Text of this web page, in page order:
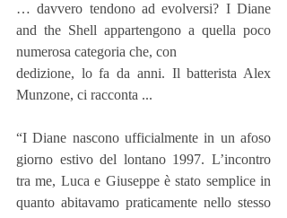
… davvero tendono ad evolversi? I Diane
and the Shell appartengono a quella poco
numerosa categoria che, con
dedizione, lo fa da anni. Il batterista Alex
Munzone, ci racconta ...
“I Diane nascono ufficialmente in un afoso
giorno estivo del lontano 1997. L’incontro
tra me, Luca e Giuseppe è stato semplice in
quanto abitavamo praticamente nello stesso